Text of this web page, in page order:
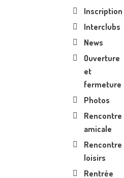
Inscription
Interclubs
News
Ouverture
et
fermeture
Photos
Rencontre
amicale
Rencontre
loisirs
Rentrée